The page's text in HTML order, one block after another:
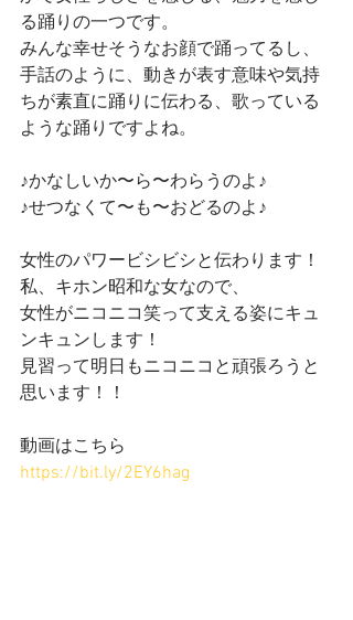
る踊りの一つです。
みんな幸せそうなお顔で踊ってるし、
手話のように、動きが表す意味や気持
ちが素直に踊りに伝わる、歌っている
ような踊りですよね。
♪かなしいか〜ら〜わらうのよ♪
♪せつなくて〜も〜おどるのよ♪
女性のパワービシビシと伝わります！
私、キホン昭和な女なので、
女性がニコニコ笑って支える姿にキュ
ンキュンします！
見習って明日もニコニコと頑張ろうと
思います！！
動画はこちら
https://bit.ly/2EY6hag